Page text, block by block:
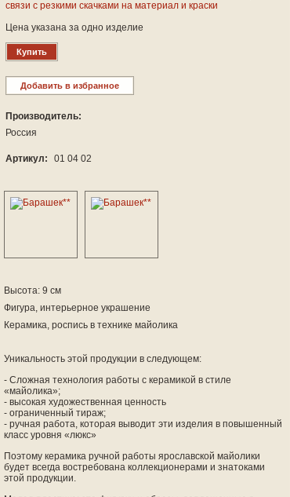
связи с резкими скачками на материал и краски
Цена указана за одно изделие
Купить
Добавить в избранное
Производитель:
Россия
Артикул: 01 04 02
Высота: 9 см
Фигура, интерьерное украшение
Керамика, роспись в технике майолика
Уникальность этой продукции в следующем:
- Сложная технология работы с керамикой в стиле
«майолика»;
- высокая художественная ценность
- ограниченный тираж;
- ручная работа, которая выводит эти изделия в повышенный
класс уровня «люкс»
Поэтому керамика ручной работы ярославской майолики
будет всегда востребована коллекционерами и знатоками
этой продукции.